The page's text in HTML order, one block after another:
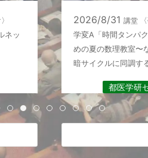
ネッ
2026/8/31 講堂
学変A「時間タンパ
めの夏の数理教室〜
暗サイクルに同調す
都医学研